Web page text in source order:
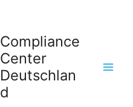
Compliance
Center
Deutschlan
d